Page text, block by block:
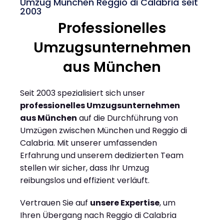
2003
Professionelles
Umzugsunternehmen
aus München
Seit 2003 spezialisiert sich unser
professionelles Umzugsunternehmen
aus München auf die Durchführung von
Umzügen zwischen München und Reggio di
Calabria. Mit unserer umfassenden
Erfahrung und unserem dedizierten Team
stellen wir sicher, dass Ihr Umzug
reibungslos und effizient verläuft.
Vertrauen Sie auf unsere Expertise, um
Ihren Übergang nach Reggio di Calabria